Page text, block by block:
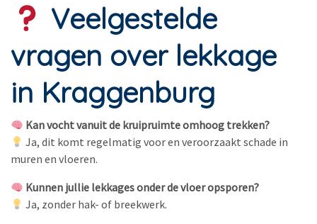
Veelgestelde
vragen over lekkage
in Kraggenburg
Kan vocht vanuit de kruipruimte omhoog trekken?
Ja, dit komt regelmatig voor en veroorzaakt schade in
muren en vloeren.
Kunnen jullie lekkages onder de vloer opsporen?
Ja, zonder hak- of breekwerk.